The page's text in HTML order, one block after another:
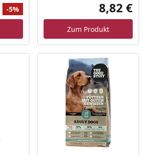
Ursprünglicher Preis
Rabatt
-5% 8,82 €
Zum Produkt